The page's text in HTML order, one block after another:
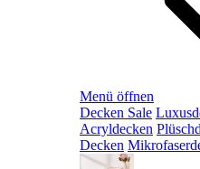
Menü öffnen
Decken Sale
Acryldecken
Decken